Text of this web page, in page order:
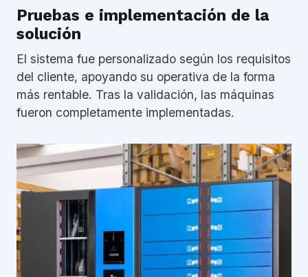
Pruebas e implementación de la
solución
El sistema fue personalizado según los requisitos
del cliente, apoyando su operativa de la forma
más rentable. Tras la validación, las máquinas
fueron completamente implementadas.